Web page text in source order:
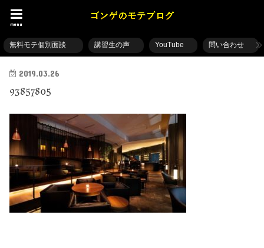
menu
無料モテ個別面談 講習生の声 YouTube 問い合わせ
2019.03.26
93857805